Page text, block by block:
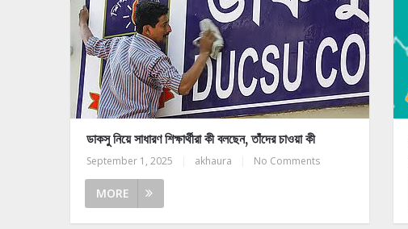
ডাকসু নিয়ে সাধারণ শিক্ষার্থীরা কী বলছেন, তাঁদের চাওয়া কী
September 1, 2025 akhaura No Comments
MORE